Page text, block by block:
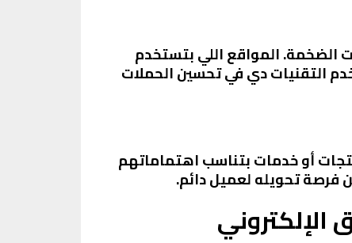
الضخمة. المواقع اللي بتستخدم
التقنيات دي في تحسين الحملات
أو خدمات بتناسب اهتماماتهم
فرصة تحويله لعميل دائم.